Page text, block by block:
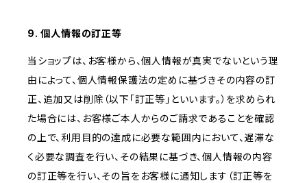
9. 個人情報の訂正等
当ショップは、お客様から、個人情報が真実でないという理
由によって、個人情報保護法の定めに基づきその内容の訂
正、追加又は削除（以下「訂正等」といいます。）を求められ
た場合には、お客様ご本人からのご請求であることを確認
の上で、利用目的の達成に必要な範囲内において、遅滞な
く必要な調査を行い、その結果に基づき、個人情報の内容
の訂正等を行い、その旨をお客様に通知します（訂正等を